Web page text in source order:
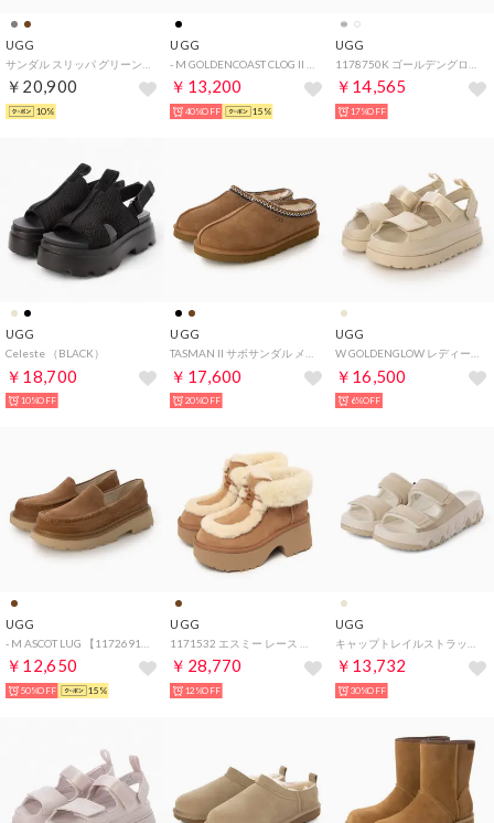
UGG
￥20,900
10%
UGG
￥13,200
40%OFF 15%
UGG
￥14,565
17%OFF
UGG
Celeste （BLACK）
￥18,700
10%OFF
UGG
TASMAN II サボサンダル メンズ （CHESTNUT）
￥17,600
20%OFF
UGG
W GOLDENGLOW レディース ストラップサンダル （SEA SALT）
￥16,500
6%OFF
UGG
￥12,650
50%OFF 15%
UGG
￥28,770
12%OFF
UGG
￥13,732
30%OFF